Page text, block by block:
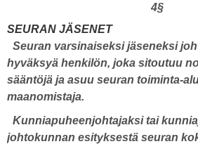
4§
SEURAN JÄSENET
Seuran varsinaiseksi jäseneksi
hyväksyä henkilön, joka sitoutuu
sääntöjä ja asuu seuran toiminta-
maanomistaja.
Kunniapuheenjohtajaksi tai
johtokunnan esityksestä seuran